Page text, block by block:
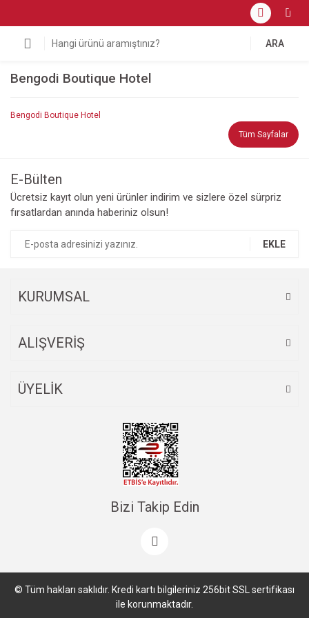
ARA
Bengodi Boutique Hotel
Bengodi Boutique Hotel
Tüm Sayfalar
E-Bülten
Ücretsiz kayıt olun yeni ürünler indirim ve sizlere özel sürpriz
fırsatlardan anında haberiniz olsun!
EKLE
KURUMSAL
ALIŞVERİŞ
ÜYELİK
Bizi Takip Edin
© Tüm hakları saklıdır. Kredi kartı bilgileriniz 256bit SSL sertifikası
ile korunmaktadır.